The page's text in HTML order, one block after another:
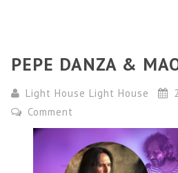
PEPE DANZA &
Light House Light House
Comment